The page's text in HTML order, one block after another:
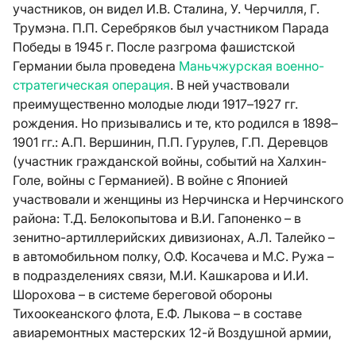
участников, он видел И.В. Сталина, У. Черчилля, Г.
Трумэна. П.П. Серебряков был участником Парада
Победы в 1945 г. После разгрома фашистской
Германии была проведена Маньчжурская военно-
стратегическая операция. В ней участвовали
преимущественно молодые люди 1917–1927 гг.
рождения. Но призывались и те, кто родился в 1898–
1901 гг.: А.П. Вершинин, П.П. Гурулев, Г.П. Деревцов
(участник гражданской войны, событий на Халхин-
Голе, войны с Германией). В войне с Японией
участвовали и женщины из Нерчинска и Нерчинского
района: Т.Д. Белокопытова и В.И. Гапоненко – в
зенитно-артиллерийских дивизионах, А.Л. Талейко –
в автомобильном полку, О.Ф. Косачева и М.С. Ружа –
в подразделениях связи, М.И. Кашкарова и И.И.
Шорохова – в системе береговой обороны
Тихоокеанского флота, Е.Ф. Лыкова – в составе
авиаремонтных мастерских 12-й Воздушной армии,